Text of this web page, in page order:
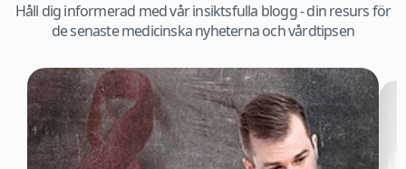
Håll dig informerad med vår insiktsfulla blogg - din resurs för
de senaste medicinska nyheterna och vårdtipsen